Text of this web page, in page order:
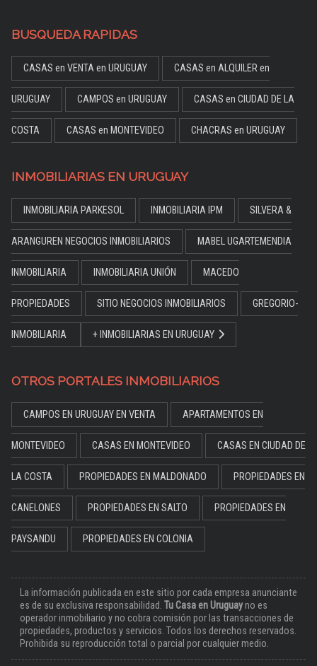
BUSQUEDA RAPIDAS
CASAS en VENTA en URUGUAY CASAS en ALQUILER en
URUGUAY CAMPOS en URUGUAY CASAS en CIUDAD DE LA
COSTA CASAS en MONTEVIDEO CHACRAS en URUGUAY
INMOBILIARIAS EN URUGUAY
INMOBILIARIA PARKESOL INMOBILIARIA IPM SILVERA &
ARANGUREN NEGOCIOS INMOBILIARIOS MABEL UGARTEMENDIA
INMOBILIARIA INMOBILIARIA UNIÓN MACEDO
PROPIEDADES SITIO NEGOCIOS INMOBILIARIOS GREGORIO-
INMOBILIARIA + INMOBILIARIAS EN URUGUAY
OTROS PORTALES INMOBILIARIOS
CAMPOS EN URUGUAY EN VENTA APARTAMENTOS EN
MONTEVIDEO CASAS EN MONTEVIDEO CASAS EN CIUDAD DE
LA COSTA PROPIEDADES EN MALDONADO PROPIEDADES EN
CANELONES PROPIEDADES EN SALTO PROPIEDADES EN
PAYSANDU PROPIEDADES EN COLONIA
La información publicada en este sitio por cada empresa anunciante
es de su exclusiva responsabilidad. Tu Casa en Uruguayno es
operador inmobiliario y no cobra comisión por las transacciones de
propiedades, productos y servicios. Todos los derechos reservados.
Prohibida su reproducción total o parcial por cualquier medio.